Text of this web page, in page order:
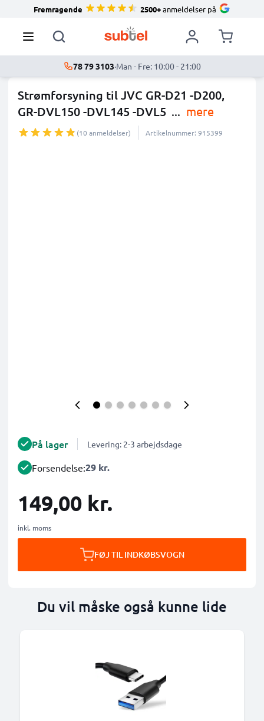
Fremragende 2500+anmeldelser på
78 79 3103·Man - Fre: 10:00 - 21:00
Strømforsyning til JVC GR-D21 -D200,
GR-DVL150 -DVL145 -DVL5 ... mere
(10 anmeldelser) Artikelnummer: 915399
På lager Levering: 2-3 arbejdsdage
Forsendelse:29 kr.
149,00 kr.
inkl. moms
FØJ TIL INDKØBSVOGN
Du vil måske også kunne lide